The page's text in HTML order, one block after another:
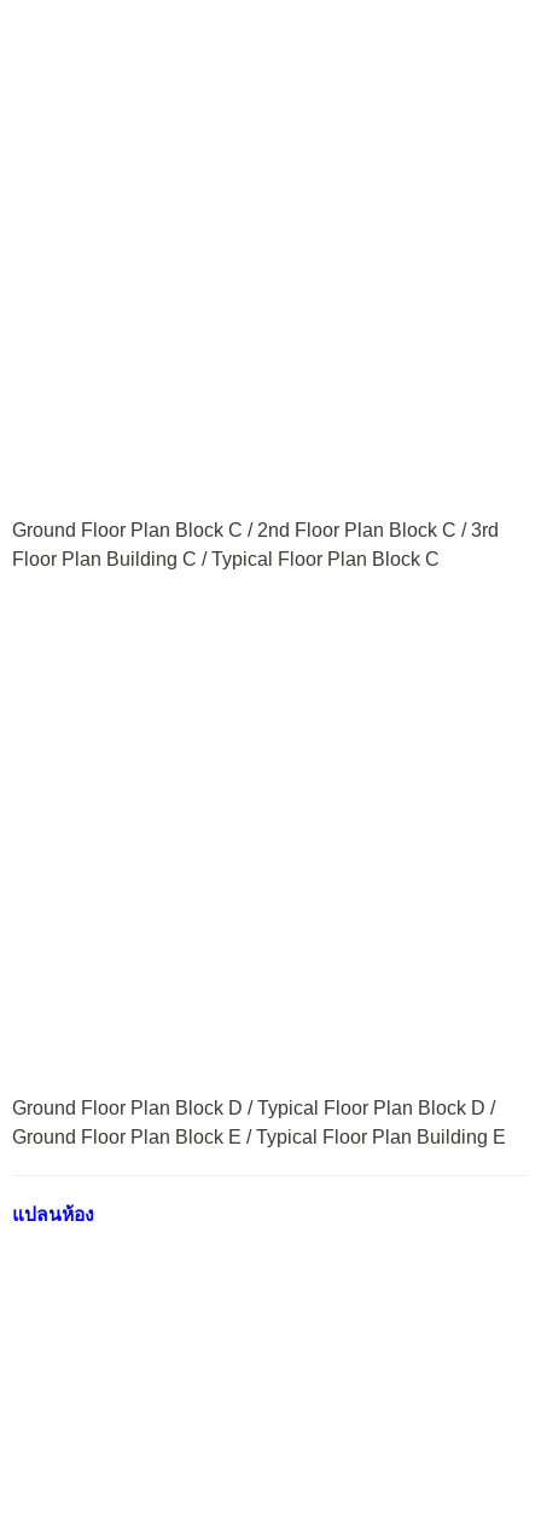
Ground Floor Plan Block C / 2nd Floor Plan Block C / 3rd
Floor Plan Building C / Typical Floor Plan Block C
Ground Floor Plan Block D / Typical Floor Plan Block D /
Ground Floor Plan Block E / Typical Floor Plan Building E
แปลนห้อง